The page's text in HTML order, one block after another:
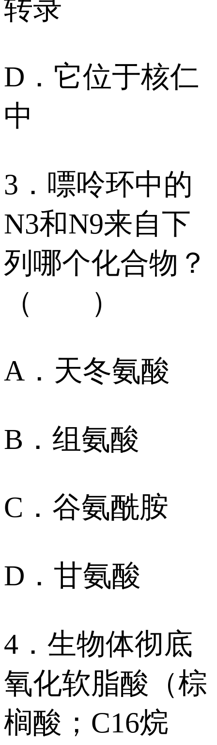
转录
D．它位于核仁
中
3．嘌呤环中的
N3和N9来自下
列哪个化合物？
（ ）
A．天冬氨酸
B．组氨酸
C．谷氨酰胺
D．甘氨酸
4．生物体彻底
氧化软脂酸（棕
榈酸；C16烷